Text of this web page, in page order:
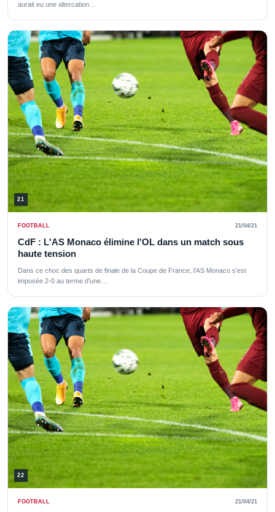
aurait eu une altercation…
21
FOOTBALL 21/04/21
CdF : L'AS Monaco élimine l'OL dans un match sous
haute tension
Dans ce choc des quarts de finale de la Coupe de France, l’AS Monaco s’est
imposée 2-0 au terme d'une…
22
FOOTBALL 21/04/21